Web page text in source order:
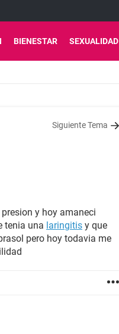
BIENESTAR SEXUALIDAD
Siguiente Tema
y hoy amaneci
tenia una laringitis y que
pero hoy todavia me